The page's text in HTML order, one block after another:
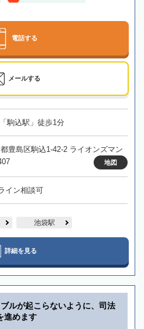
電話する
メールする
駒込駅」徒歩1分
豊島区駒込1-42-2 ライオンズマン
地図
イン相談可
池袋駅
詳細を見る
ルが起こらないように、司法
進めます